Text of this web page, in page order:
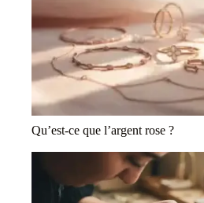
Qu’est-ce que l’argent rose ?